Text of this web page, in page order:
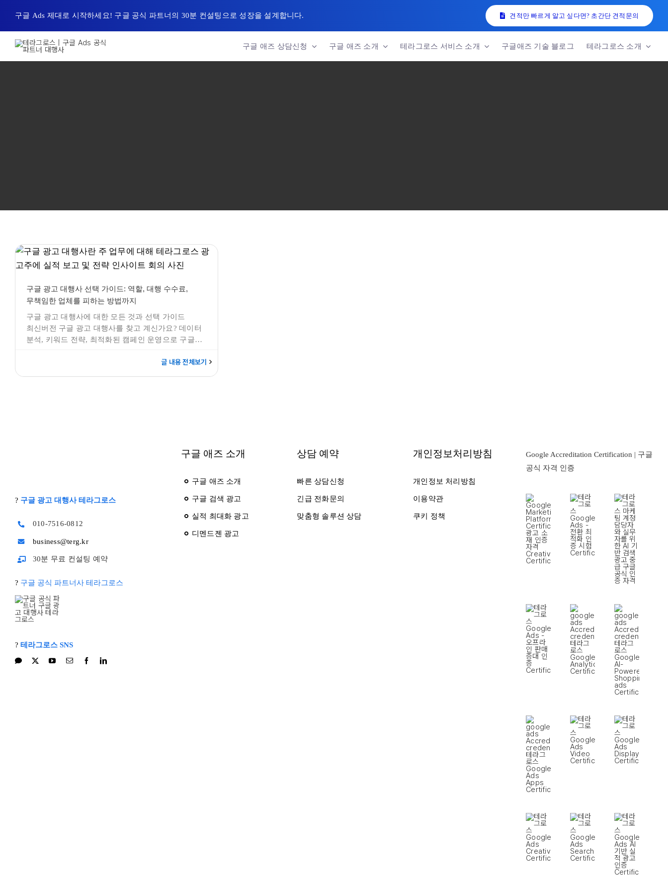
츠
구글 Ads 제대로 시작하세요! 구글 공식 파트너의 30분 컨설팅으로 성장을 설계합니다. 견적만 빠르게 알고 싶다면? 초간단 견적문의
구글 애즈 상담신청 구글 애즈 소개 테라그로스 서비스 소개 구글애즈 기술 블로그 테라그로스 소개
무책임한 업체를 피하는 방법까지
구글 애즈 구글애즈 모든것
구글 광고 대행사 선택 가이드: 역할, 대행 수수료,
무책임한 업체를 피하는 방법까지
구글 광고 대행사에 대한 모든 것과 선택 가이드
최신버전 구글 광고 대행사를 찾고 계신가요? 데이터
분석, 키워드 전략, 최적화된 캠페인 운영으로 구글
테라그로스를 만나보세요. 구글 공식 파트너 인증과
글 내용 전체보기
? 구글 광고 대행사 테라그로스
010-7516-0812
business@terg.kr
30분 무료 컨설팅 예약
? 구글 공식 파트너사 테라그로스
? 테라그로스 SNS
구글 애즈 소개
구글 애즈 소개
구글 검색 광고
실적 최대화 광고
디멘드젠 광고
상담 예약
빠른 상담신청
긴급 전화문의
맞춤형 솔루션 상담
개인정보처리방침
개인정보 처리방침
이용약관
쿠키 정책
Google Accreditation Certification | 구글
공식 자격 인증